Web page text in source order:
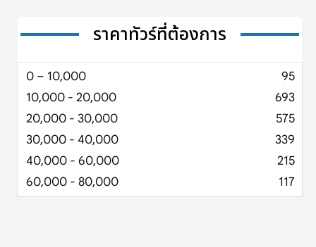
ราคาทัวร์ที่ต้องการ
0 – 10,000
95
10,000 - 20,000
693
20,000 - 30,000
575
30,000 - 40,000
339
40,000 - 60,000
215
60,000 - 80,000
117